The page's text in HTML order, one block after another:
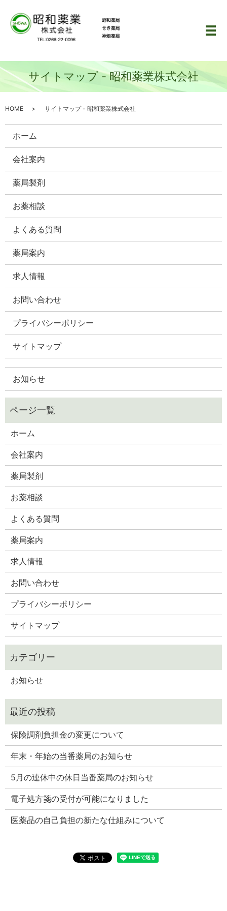
メ
サイトマップ - 昭和薬業株式会社
HOME サイトマップ - 昭和薬業株式会社
ホーム
会社案内
薬局製剤
お薬相談
よくある質問
薬局案内
求人情報
お問い合わせ
プライバシーポリシー
サイトマップ
お知らせ
ホーム
会社案内
薬局製剤
お薬相談
よくある質問
薬局案内
求人情報
お問い合わせ
プライバシーポリシー
サイトマップ
お知らせ
保険調剤負担金の変更について
年末・年始の当番薬局のお知らせ
5月の連休中の休日当番薬局のお知らせ
電子処方箋の受付が可能になりました
医薬品の自己負担の新たな仕組みについて